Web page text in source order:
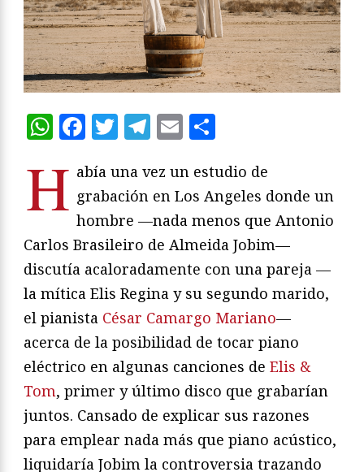
WhatsApp
Facebook
Twitter
Telegram
Email
H abía una vez un estudio de
grabación en Los Angeles donde un
hombre —nada menos que Antonio
Carlos Brasileiro de Almeida Jobim—
discutía acaloradamente con una pareja —
la mítica Elis Regina y su segundo marido,
el pianista César Camargo Mariano—
acerca de la posibilidad de tocar piano
eléctrico en algunas canciones de Elis &
Tom, primer y último disco que grabarían
juntos. Cansado de explicar sus razones
para emplear nada más que piano acústico,
liquidaría Jobim la controversia trazando